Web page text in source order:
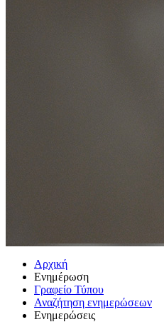
Αρχική
Ενημέρωση
Γραφείο Τύπου
Αναζήτηση ενημερώσεων
Ενημερώσεις